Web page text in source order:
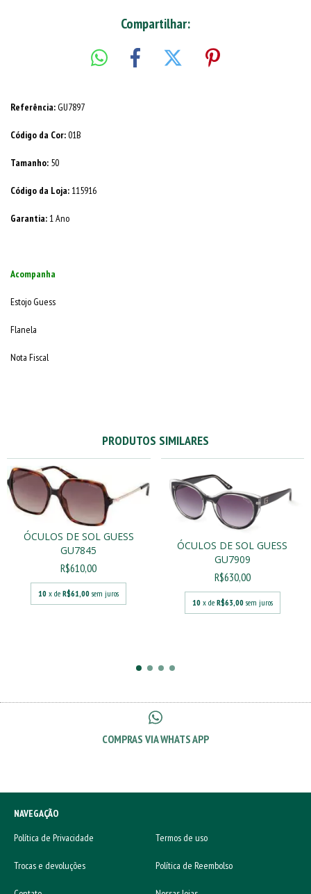
Compartilhar:
Referência: GU7897
Código da Cor:01B
Tamanho: 50
Código da Loja: 115916
Garantia: 1 Ano
Acompanha
Estojo Guess
Flanela
Nota Fiscal
PRODUTOS SIMILARES
ÓCULOS DE SOL GUESS
GU7845
R$610,00
10 x deR$61,00 sem juros
ÓCULOS DE SOL GUESS
GU7909
R$630,00
10 x de R$63,00 sem juros
COMPRAS VIA WHATS APP
NAVEGAÇÃO
Política de Privacidade
Termos de uso
Trocas e devoluções Política de Reembolso